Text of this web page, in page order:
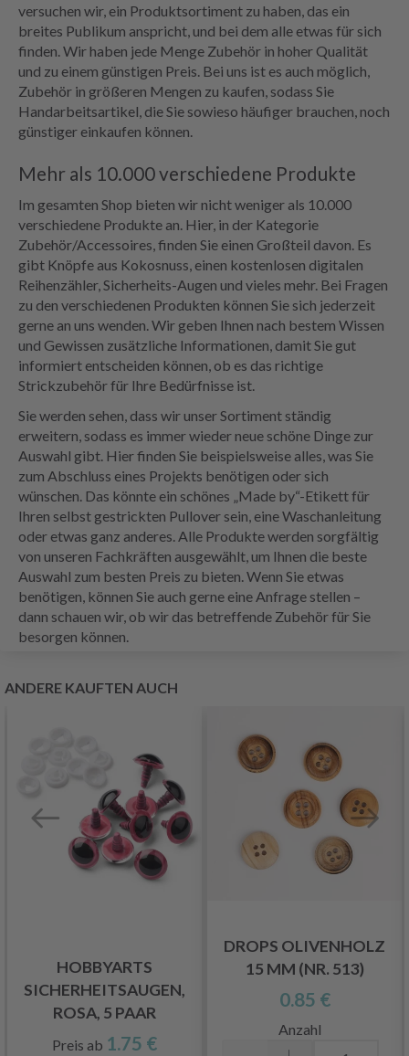
versuchen wir, ein Produktsortiment zu haben, das ein
breites Publikum anspricht, und bei dem alle etwas für sich
finden. Wir haben jede Menge Zubehör in hoher Qualität
und zu einem günstigen Preis. Bei uns ist es auch möglich,
Zubehör in größeren Mengen zu kaufen, sodass Sie
Handarbeitsartikel, die Sie sowieso häufiger brauchen, noch
günstiger einkaufen können.
Mehr als 10.000 verschiedene Produkte
Im gesamten Shop bieten wir nicht weniger als 10.000
verschiedene Produkte an. Hier, in der Kategorie
Zubehör/Accessoires, finden Sie einen Großteil davon. Es
gibt Knöpfe aus Kokosnuss, einen kostenlosen digitalen
Reihenzähler, Sicherheits-Augen und vieles mehr. Bei Fragen
zu den verschiedenen Produkten können Sie sich jederzeit
gerne an uns wenden. Wir geben Ihnen nach bestem Wissen
und Gewissen zusätzliche Informationen, damit Sie gut
informiert entscheiden können, ob es das richtige
Strickzubehör für Ihre Bedürfnisse ist.
Sie werden sehen, dass wir unser Sortiment ständig
erweitern, sodass es immer wieder neue schöne Dinge zur
Auswahl gibt. Hier finden Sie beispielsweise alles, was Sie
zum Abschluss eines Projekts benötigen oder sich
wünschen. Das könnte ein schönes „Made by“-Etikett für
Ihren selbst gestrickten Pullover sein, eine Waschanleitung
oder etwas ganz anderes. Alle Produkte werden sorgfältig
von unseren Fachkräften ausgewählt, um Ihnen die beste
Auswahl zum besten Preis zu bieten. Wenn Sie etwas
benötigen, können Sie auch gerne eine Anfrage stellen –
dann schauen wir, ob wir das betreffende Zubehör für Sie
besorgen können.
ANDERE KAUFTEN AUCH
HOBBYARTS
SICHERHEITSAUGEN,
ROSA, 5 PAAR
Preis ab 1.75 €
DROPS OLIVENHOLZ
15 MM (NR. 513)
0.85 €
Anzahl